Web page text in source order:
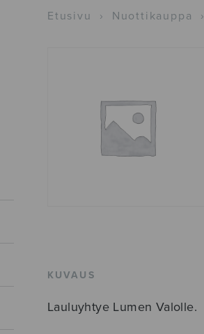
Etusivu › Nuottikauppa ›
KUVAUS
Lauluyhtye Lumen Valolle.